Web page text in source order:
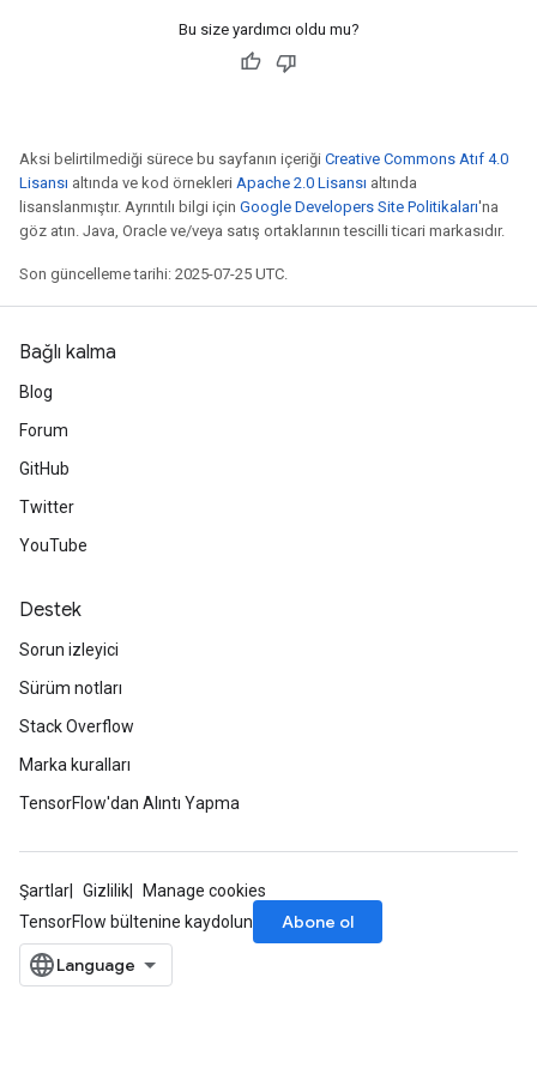
Bu size yardımcı oldu mu?
Aksi belirtilmediği sürece bu sayfanın içeriği Creative Commons Atıf 4.0
Lisansı altında ve kod örnekleri Apache 2.0 Lisansı altında
lisanslanmıştır. Ayrıntılı bilgi için Google Developers Site Politikaları'na
göz atın. Java, Oracle ve/veya satış ortaklarının tescilli ticari markasıdır.
Son güncelleme tarihi: 2025-07-25 UTC.
Bağlı kalma
Blog
Forum
GitHub
Twitter
YouTube
Destek
Sorun izleyici
Sürüm notları
Stack Overflow
Marka kuralları
TensorFlow'dan Alıntı Yapma
Şartlar Gizlilik
Manage cookies
TensorFlow bültenine kaydolun
Abone ol